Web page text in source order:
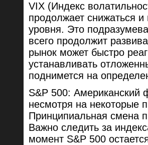
VIX (Индекс
продолжает снижаться и
уровня. Это
всего продолжит
рынок может быстро
устанавливать
поднимется на
S&P 500: Американский
несмотря на некоторые
Принципиальная смена
Важно следить за
момент S&P 500